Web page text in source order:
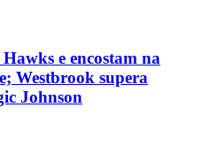
e encostam na
Westbrook supera
Johnson